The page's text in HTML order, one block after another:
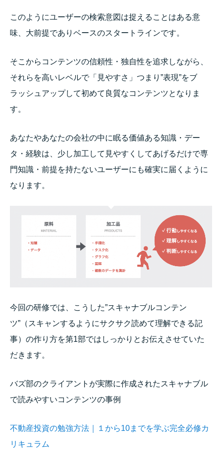
このようにユーザーの検索意図は捉えることはある意
味、大前提でありベースのスタートラインです。
そこからコンテンツの信頼性・独自性を追求しながら、
それらを高いレベルで「見やすさ」つまり”表現”をブ
ラッシュアップして初めて良質なコンテンツとなりま
す。
あなたやあなたの会社の中に眠る価値ある知識・デー
タ・経験は、少し加工して見やすくしてあげるだけで専
門知識・前提を持たないユーザーにも確実に届くように
なります。
今回の研修では、こうした”スキャナブルコンテン
ツ”（スキャンするようにサクサク読めて理解できる記
事）の作り方を第1部ではしっかりとお伝えさせていた
だきます。
バズ部のクライアントが実際に作成されたスキャナブル
で読みやすいコンテンツの事例
不動産投資の勉強方法｜１から10までを学ぶ完全必修カ
リキュラム